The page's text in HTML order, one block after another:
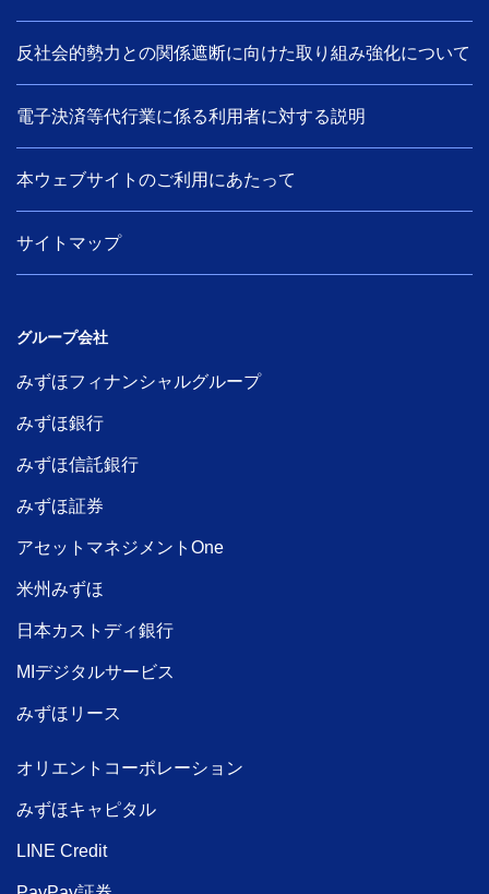
反社会的勢力との関係遮断に向けた取り組み強化について
電子決済等代行業に係る利用者に対する説明
本ウェブサイトのご利用にあたって
サイトマップ
グループ会社
みずほフィナンシャルグループ
みずほ銀行
みずほ信託銀行
みずほ証券
アセットマネジメントOne
米州みずほ
日本カストディ銀行
MIデジタルサービス
みずほリース
オリエントコーポレーション
みずほキャピタル
LINE Credit